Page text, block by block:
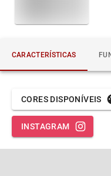
CARACTERÍSTICAS
CORES DISPONÍVEIS
INSTAGRAM